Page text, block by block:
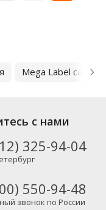
Mega Label
с нами
325-94-04
550-94-48
звонок по России